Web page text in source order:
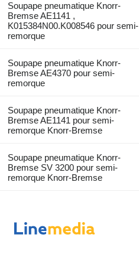
Soupape pneumatique Knorr-
Bremse AE1141 ,
K015384N00.K008546 pour semi-
remorque
Soupape pneumatique Knorr-
Bremse AE4370 pour semi-
remorque
Soupape pneumatique Knorr-
Bremse AE1141 pour semi-
remorque Knorr-Bremse
Soupape pneumatique Knorr-
Bremse SV 3200 pour semi-
remorque Knorr-Bremse